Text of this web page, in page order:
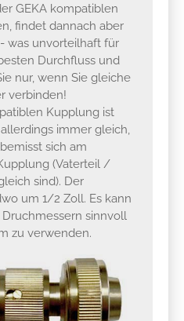
GEKA kompatiblen
findet dannach aber
was unvorteilhaft für
Durchfluss und
nur, wenn Sie gleiche
verbinden!
Kupplung ist
immer gleich,
sich am
(Vaterteil /
sind). Der
um 1/2 Zoll. Es kann
sinnvoll
zu verwenden.